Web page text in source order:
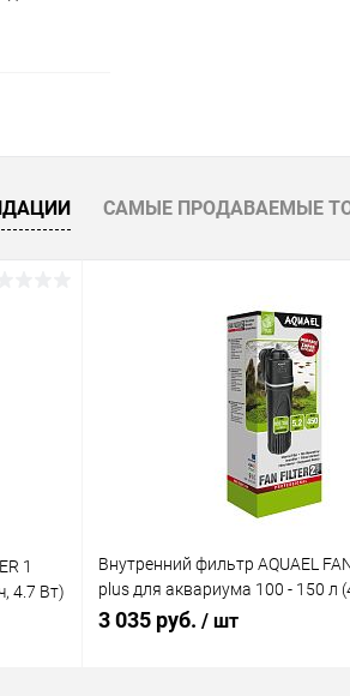
САМЫЕ ПРОДАВАЕМЫЕ
1
4.7 Вт)
Внутренний фильтр AQUAEL
plus для аквариума 100 - 150 л
Вт)
3 035 руб. / шт